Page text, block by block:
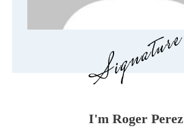
I'm Roger Perez